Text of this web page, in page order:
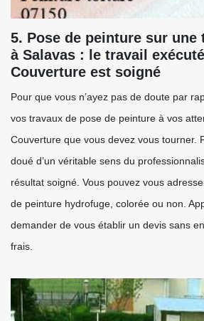
5. Pose de peinture sur
à Salavas : le travail
Couverture est soigné
Pour que vous n’ayez pas de doute par
vos travaux de pose de peinture à vos
Couverture que vous devez vous tourner.
doué d’un véritable sens du
résultat soigné. Vous pouvez vous
de peinture hydrofuge, colorée ou non.
demander de vous établir un devis sans
frais.